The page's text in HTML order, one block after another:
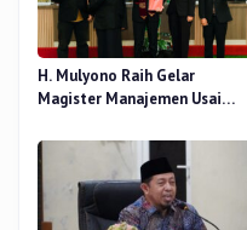
H. Mulyono Raih Gelar
Magister Manajemen Usai
Terhadap Beban Kerja